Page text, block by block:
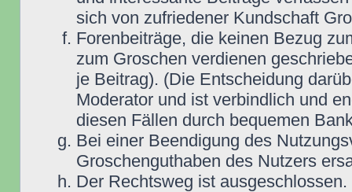
sich von zufriedener Kundschaft
Forenbeiträge, die keinen Bezug
zum Groschen verdienen
je Beitrag). (Die Entscheidung
Moderator und ist verbindlich und
diesen Fällen durch bequemen
Bei einer Beendigung des
Groschenguthaben des Nutzers
Der Rechtsweg ist ausgeschlossen.